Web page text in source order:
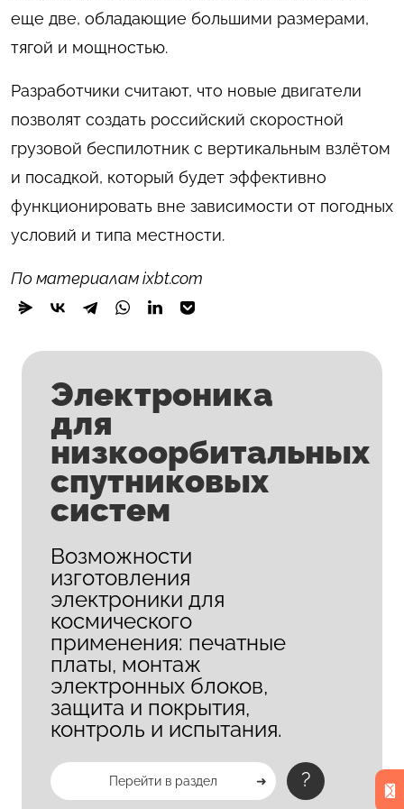
еще две, обладающие большими размерами,
тягой и мощностью.
Разработчики считают, что новые двигатели
позволят создать российский скоростной
грузовой беспилотник с вертикальным взлётом
и посадкой, который будет эффективно
функционировать вне зависимости от погодных
условий и типа местности.
По материалам ixbt.com
Электроника
для
низкоорбитальных
спутниковых
систем
Возможности
изготовления
электроники для
космического
применения: печатные
платы, монтаж
электронных блоков,
защита и покрытия,
контроль и испытания.
Перейти в раздел ?